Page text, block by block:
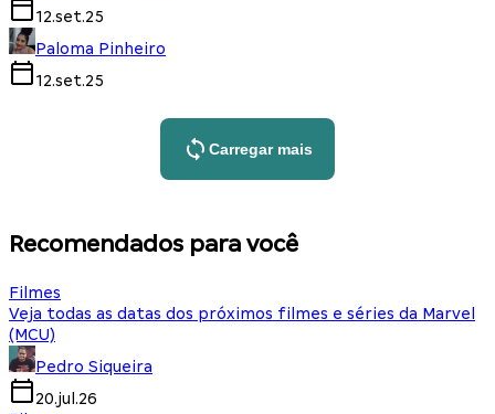
12.set.25
Paloma Pinheiro
12.set.25
Carregar mais
Recomendados para você
Filmes
Veja todas as datas dos próximos filmes e séries da Marvel
(MCU)
Pedro Siqueira
20.jul.26